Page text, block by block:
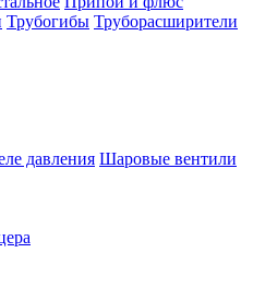
Трубогибы Труборасширители
давления Шаровые вентили